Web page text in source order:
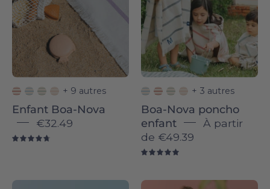
Torres
Novas
+ 9 autres
Enfant Boa-Nova
€32.49
Torres
Novas
+ 3 autres
Boa-Nova poncho
enfant
À partir
de €49.39